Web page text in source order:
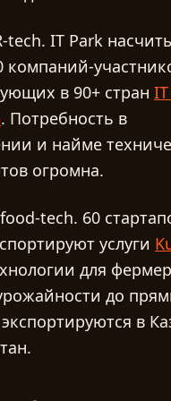
tech. IT Park
компаний-
в 90+ стран
. Потребность в
и найме
огромна.
tech. 60
услуги
для
до
в